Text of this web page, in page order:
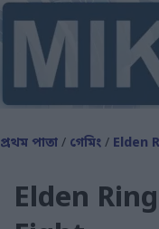
প্রথম পাতা / গেমিং / Elden
Elden